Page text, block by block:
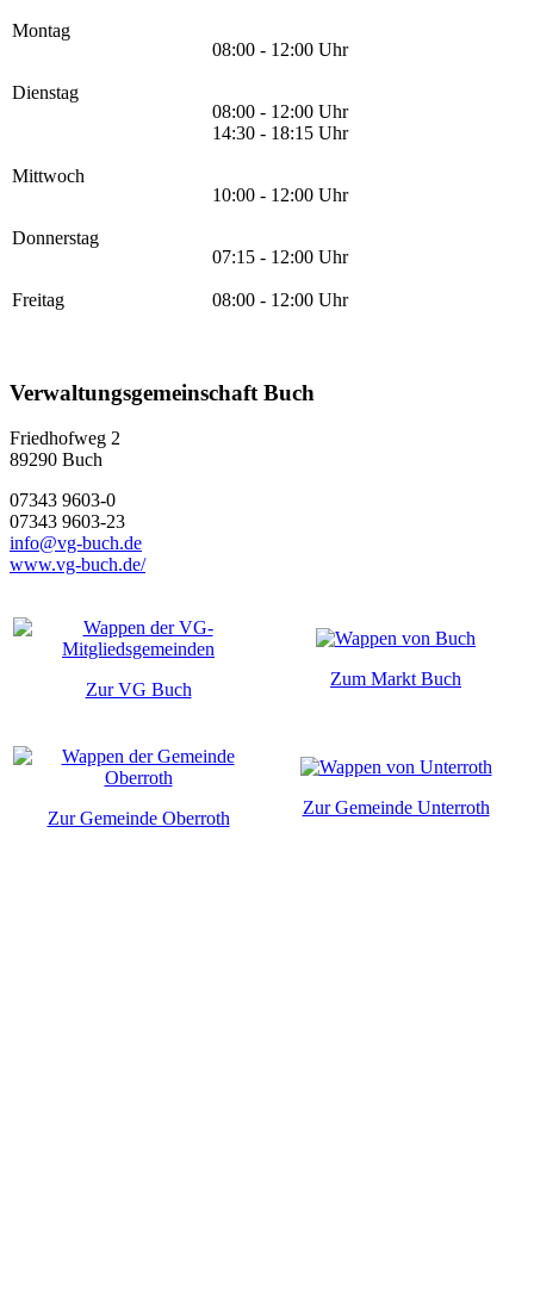
Montag
08:00 - 12:00 Uhr
Dienstag
08:00 - 12:00 Uhr
14:30 - 18:15 Uhr
Mittwoch
10:00 - 12:00 Uhr
Donnerstag
07:15 - 12:00 Uhr
Freitag 08:00 - 12:00 Uhr
Verwaltungsgemeinschaft Buch
Friedhofweg 2
89290 Buch
07343 9603-0
07343 9603-23
info@vg-buch.de
www.vg-buch.de/
Zur VG Buch
Zum Markt Buch
Zur Gemeinde Oberroth
Zur Gemeinde Unterroth